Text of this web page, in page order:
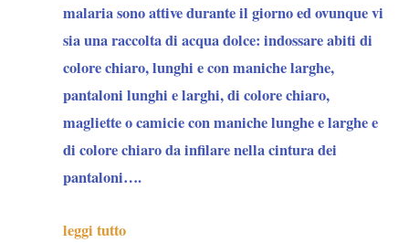
malaria sono attive durante il giorno ed ovunque vi
sia una raccolta di acqua dolce: indossare abiti di
colore chiaro, lunghi e con maniche larghe,
pantaloni lunghi e larghi, di colore chiaro,
magliette o camicie con maniche lunghe e larghe e
di colore chiaro da infilare nella cintura dei
pantaloni….
leggi tutto